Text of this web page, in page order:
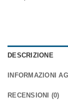
DESCRIZIONE
INFORMAZIONI
RECENSIONI (0)